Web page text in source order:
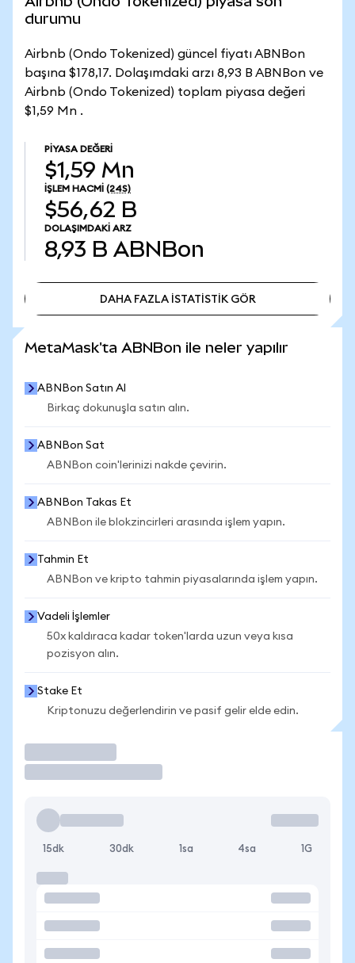
durumu
Airbnb (Ondo Tokenized) güncel fiyatı ABNBon
başına $178,17. Dolaşımdaki arzı 8,93 B ABNBon ve
Airbnb (Ondo Tokenized) toplam piyasa değeri
$1,59 Mn .
PIYASA DEĞERI
$1,59 Mn
İŞLEM HACMI (24S)
$56,62 B
DOLAŞIMDAKI ARZ
8,93 B ABNBon
DAHA FAZLA İSTATİSTİK GÖR
MetaMask'ta ABNBon ile neler yapılır
ABNBon Satın Al
Birkaç dokunuşla satın alın.
ABNBon Sat
ABNBon coin'lerinizi nakde çevirin.
ABNBon Takas Et
ABNBon ile blokzincirleri arasında işlem yapın.
Tahmin Et
ABNBon ve kripto tahmin piyasalarında işlem yapın.
Vadeli İşlemler
50x kaldıraca kadar token'larda uzun veya kısa
pozisyon alın.
Stake Et
Kriptonuzu değerlendirin ve pasif gelir elde edin.
15dk 30dk 1sa 4sa 1G